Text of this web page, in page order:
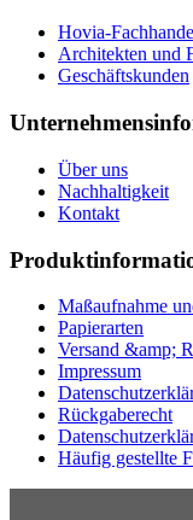
Hovia-
Architekten und
Geschäftskunden
Über uns
Nachhaltigkeit
Kontakt
Maßaufnahme
Papierarten
Versand &amp;
Impressum
Rückgaberecht
Häufig gestellte